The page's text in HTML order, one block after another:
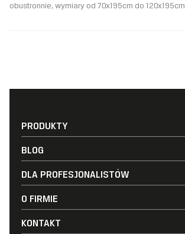
obustronnie, wymiary od 70x195cm do 120x195cm
PRODUKTY
Drzwi wnękowe
Kabiny prysznicowe
Kabiny Walk-in
Parawany nawannowe
Brodziki i odwodnienia
Akcesoria i środki do pielęgnacji
BLOG
Aranżacje / Inspiracje
Porady i wsparcie
Referencje
FAQ
DLA PROFESJONALISTÓW
Strefa partnera
O FIRMIE
Nagrody i wyróżnienia
KONTAKT